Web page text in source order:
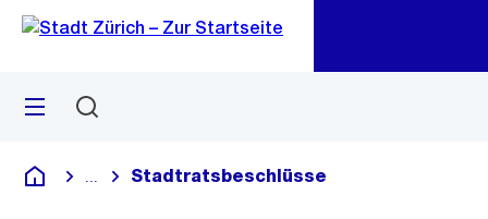
Navigation
Sprunglink
Menü
Deutsch
Blende alle Breadcrumbs ein
Stadtratsbeschlüsse